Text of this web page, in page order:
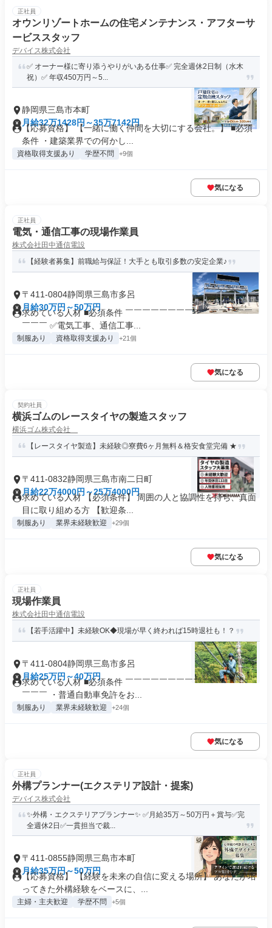
正社員
オウンリゾートホームの住宅メンテナンス・アフターサ
ービススタッフ
デバイス株式会社
✅ オーナー様に寄り添うやりがいある仕事✅ 完全週休2日制（水木
祝）✅ 年収450万円～5...
静岡県三島市本町
月給32万1428円～35万7142円
【応募資格】 【一緒に働く仲間を大切にする会社。】 ■必須
条件 ・建築業界での何かし...
資格取得支援あり 学歴不問 +9個
気になる
正社員
電気・通信工事の現場作業員
株式会社田中通信電設
【経験者募集】前職給与保証！大手とも取引多数の安定企業♪
〒411-0804静岡県三島市多呂
月給30万円～50万円
求めている人材 ■必須条件 ￣￣￣￣￣￣￣￣￣￣￣￣￣￣￣
￣￣￣ ✅電気工事、通信工事...
制服あり 資格取得支援あり +21個
気になる
契約社員
横浜ゴムのレースタイヤの製造スタッフ
横浜ゴム株式会社
【レースタイヤ製造】未経験◎寮費6ヶ月無料＆格安食堂完備 ★
〒411-0832静岡県三島市南二日町
月給22万4000円～25万4000円
求めている人材 【必須条件】 周囲の人と協調性を持ち、真面
目に取り組める方 【歓迎条...
制服あり 業界未経験歓迎 +29個
気になる
正社員
現場作業員
株式会社田中通信電設
【若手活躍中】未経験OK◆現場が早く終われば15時退社も！？
〒411-0804静岡県三島市多呂
月給25万円～40万円
求めている人材 ■必須条件 ￣￣￣￣￣￣￣￣￣￣￣￣￣￣￣
￣￣￣ ・普通自動車免許をお...
制服あり 業界未経験歓迎 +24個
気になる
正社員
外構プランナー(エクステリア設計・提案)
デバイス株式会社
✨外構・エクステリアプランナー✨ ✅月給35万～50万円＋賞与✅完
全週休2日✅一貫担当で裁...
〒411-0855静岡県三島市本町
月給35万円～50万円
【応募資格】 【経験を未来の自信に変える場所】 あなたが培
ってきた外構経験をベースに、...
主婦・主夫歓迎 学歴不問 +5個